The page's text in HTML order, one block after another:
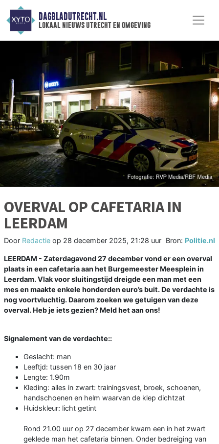
DAGBLADUTRECHT.NL
lokaal nieuws utrecht en omgeving
OVERVAL OP CAFETARIA IN
LEERDAM
Door Redactie op 28 december 2025, 21:28 uur Bron: Politie.nl
LEERDAM - Zaterdagavond 27 december vond er een overval
plaats in een cafetaria aan het Burgemeester Meesplein in
Leerdam. Vlak voor sluitingstijd dreigde een man met een
mes en maakte enkele honderden euro’s buit. De verdachte is
nog voortvluchtig. Daarom zoeken we getuigen van deze
overval. Heb je iets gezien? Meld het aan ons!
Signalement van de verdachte::
Geslacht: man
Leeftjd: tussen 18 en 30 jaar
Lengte: 1.90m
Kleding: alles in zwart: trainingsvest, broek, schoenen,
handschoenen en helm waarvan de klep dichtzat
Huidskleur: licht getint
Rond 21.00 uur op 27 december kwam een in het zwart
geklede man het cafetaria binnen. Onder bedreiging van